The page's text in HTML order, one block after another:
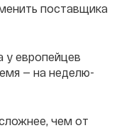
поставщика
у европейцев
— на неделю-
чем от